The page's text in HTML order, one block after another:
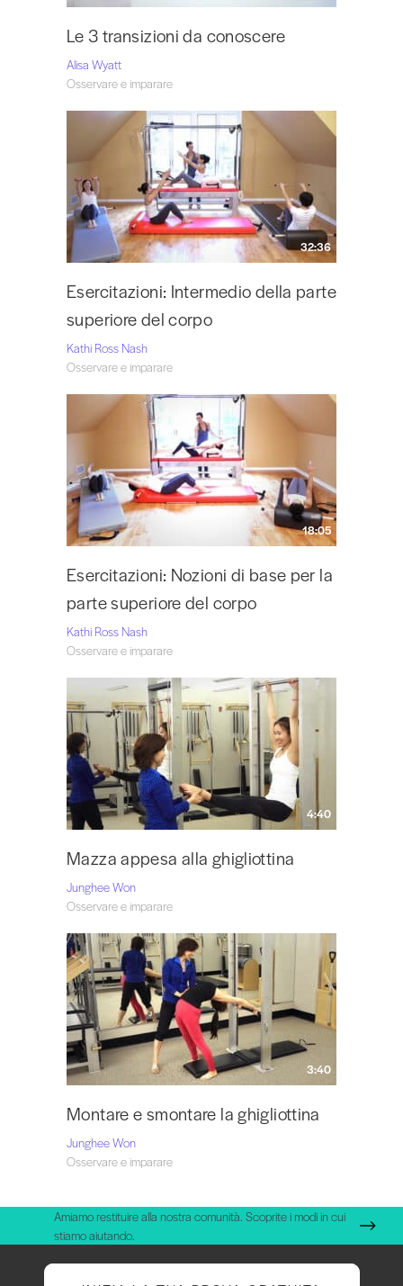
Le 3 transizioni da conoscere
Alisa Wyatt
Osservare e imparare
32:36
Esercitazioni: Intermedio della parte
superiore del corpo
Kathi Ross Nash
Osservare e imparare
18:05
Esercitazioni: Nozioni di base per la
parte superiore del corpo
Kathi Ross Nash
Osservare e imparare
4:40
Mazza appesa alla ghigliottina
Junghee Won
Osservare e imparare
3:40
Montare e smontare la ghigliottina
Junghee Won
Osservare e imparare
Amiamo restituire alla nostra comunità. Scoprite i modi in cui
stiamo aiutando.